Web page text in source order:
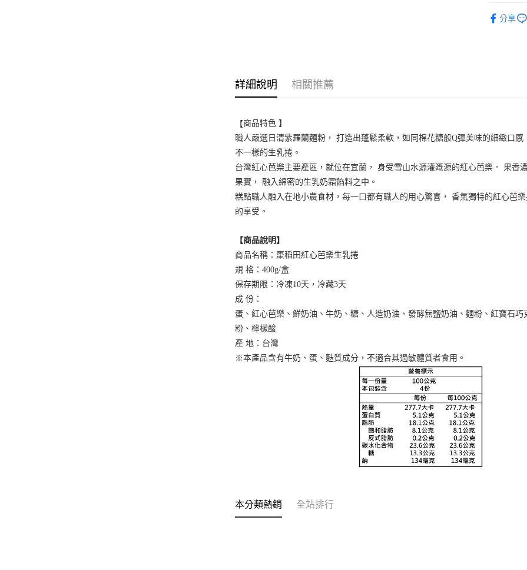
分享
詳細說明 相關推薦
【商品特色 】
職人嚴選日清紫羅蘭麵粉， 打造出蓬鬆柔軟，如同棉花糖般Q彈美味的細緻口
不一樣的生乳捲。
台灣紅心芭樂主要產區，就位在宜蘭， 身受雪山水源灌溉源的紅心芭樂。 果香
果實， 融入綿密的生乳奶霜餡料之中。
糕點職人融入在地小農食材，每一口都有職人的用心驚喜， 香氣獨特的紅心芭
的享受。
【商品說明】
商品名稱：棗稻田紅心芭樂生乳捲
規 格：400g/盒
保存期限：冷凍10天，冷藏3天
成 份：
蛋、紅心芭樂、鮮奶油、牛奶、糖、人造奶油、發酵無鹽奶油、麵粉、紅寶石
粉、檸檬酸
產 地：台灣
※本產品含有牛奶、蛋、麩質成分，不適合其過敏體質者食用。
本分類熱銷 全站排行